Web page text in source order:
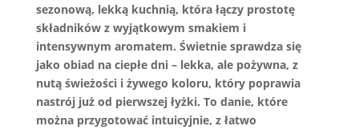
sezonową, lekką kuchnią, która łączy prostotę
składników z wyjątkowym smakiem i
intensywnym aromatem. Świetnie sprawdza się
jako obiad na ciepłe dni – lekka, ale pożywna, z
nutą świeżości i żywego koloru, który poprawia
nastrój już od pierwszej łyżki. To danie, które
można przygotować intuicyjnie, z łatwo